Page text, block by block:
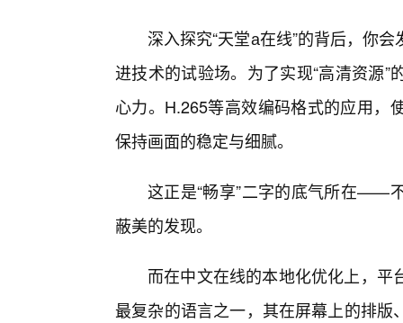
深入探究“天堂а在线”的背后，你
进技术的试验场。为了实现“高清资源
心力。H.265等高效编码格式的应用，
保持画面的稳定与细腻。
这正是“畅享”二字的底气所在——
蔽美的发现。
而在中文在线的本地化优化上，
最复杂的语言之一，其在屏幕上的排